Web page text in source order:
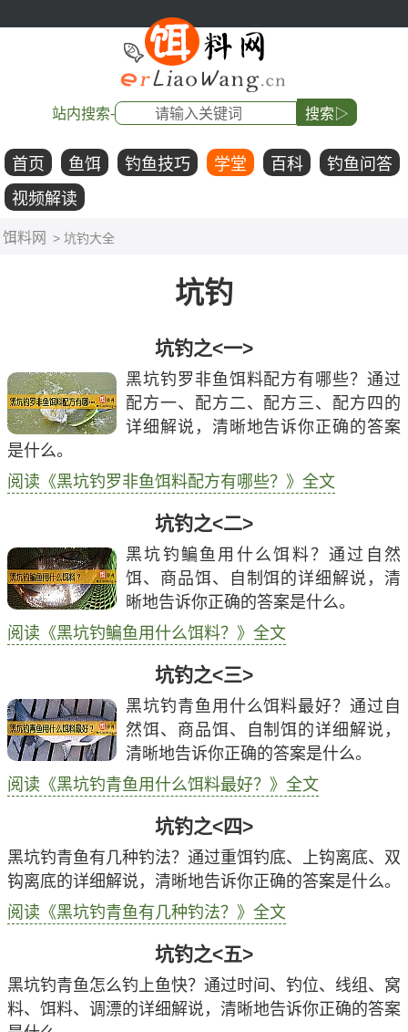
站内搜索- 搜索▷
首页 鱼饵 钓鱼技巧 学堂 百科
钓鱼问答
视频解读
饵料网 > 坑钓大全
坑钓
坑钓之<一>
黑坑钓罗非鱼饵料配方有哪些？通过
配方一、配方二、配方三、配方四的
详细解说，清晰地告诉你正确的答案
是什么。
阅读《黑坑钓罗非鱼饵料配方有哪些？》全文
坑钓之<二>
黑坑钓鳊鱼用什么饵料？通过自然
饵、商品饵、自制饵的详细解说，清
晰地告诉你正确的答案是什么。
阅读《黑坑钓鳊鱼用什么饵料？》全文
坑钓之<三>
黑坑钓青鱼用什么饵料最好？通过自
然饵、商品饵、自制饵的详细解说，
清晰地告诉你正确的答案是什么。
阅读《黑坑钓青鱼用什么饵料最好？》全文
坑钓之<四>
黑坑钓青鱼有几种钓法？通过重饵钓底、上钩离底、双
钩离底的详细解说，清晰地告诉你正确的答案是什么。
阅读《黑坑钓青鱼有几种钓法？》全文
坑钓之<五>
黑坑钓青鱼怎么钓上鱼快？通过时间、钓位、线组、窝
料、饵料、调漂的详细解说，清晰地告诉你正确的答案